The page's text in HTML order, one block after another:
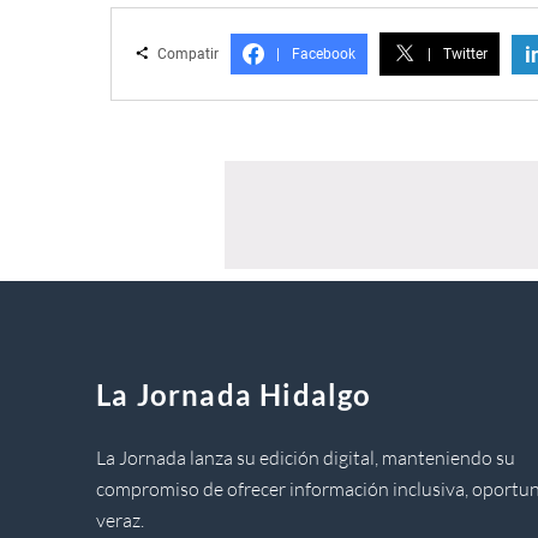
Compatir Facebook Twitter
La Jornada Hidalgo
La Jornada lanza su edición digital, manteniendo su
compromiso de ofrecer información inclusiva,
veraz.